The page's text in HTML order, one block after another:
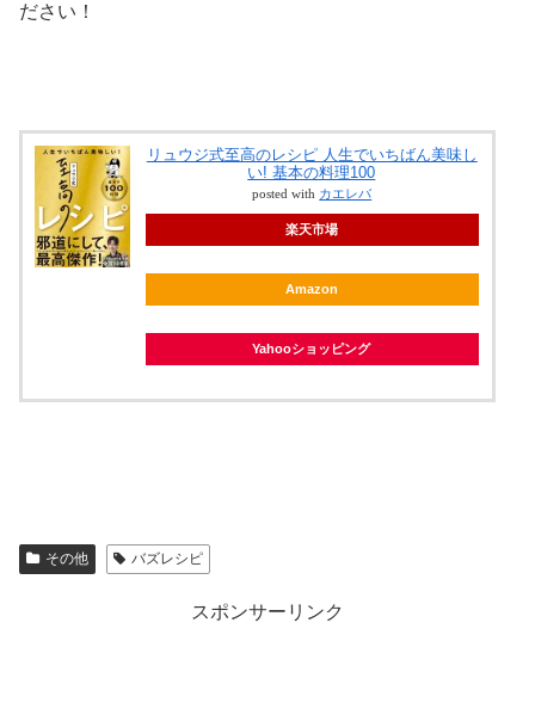
ださい！
リュウジ式至高のレシピ 人生でいちばん美味し
い! 基本の料理100
posted with カエレバ
楽天市場
Amazon
Yahooショッピング
その他 バズレシピ
スポンサーリンク